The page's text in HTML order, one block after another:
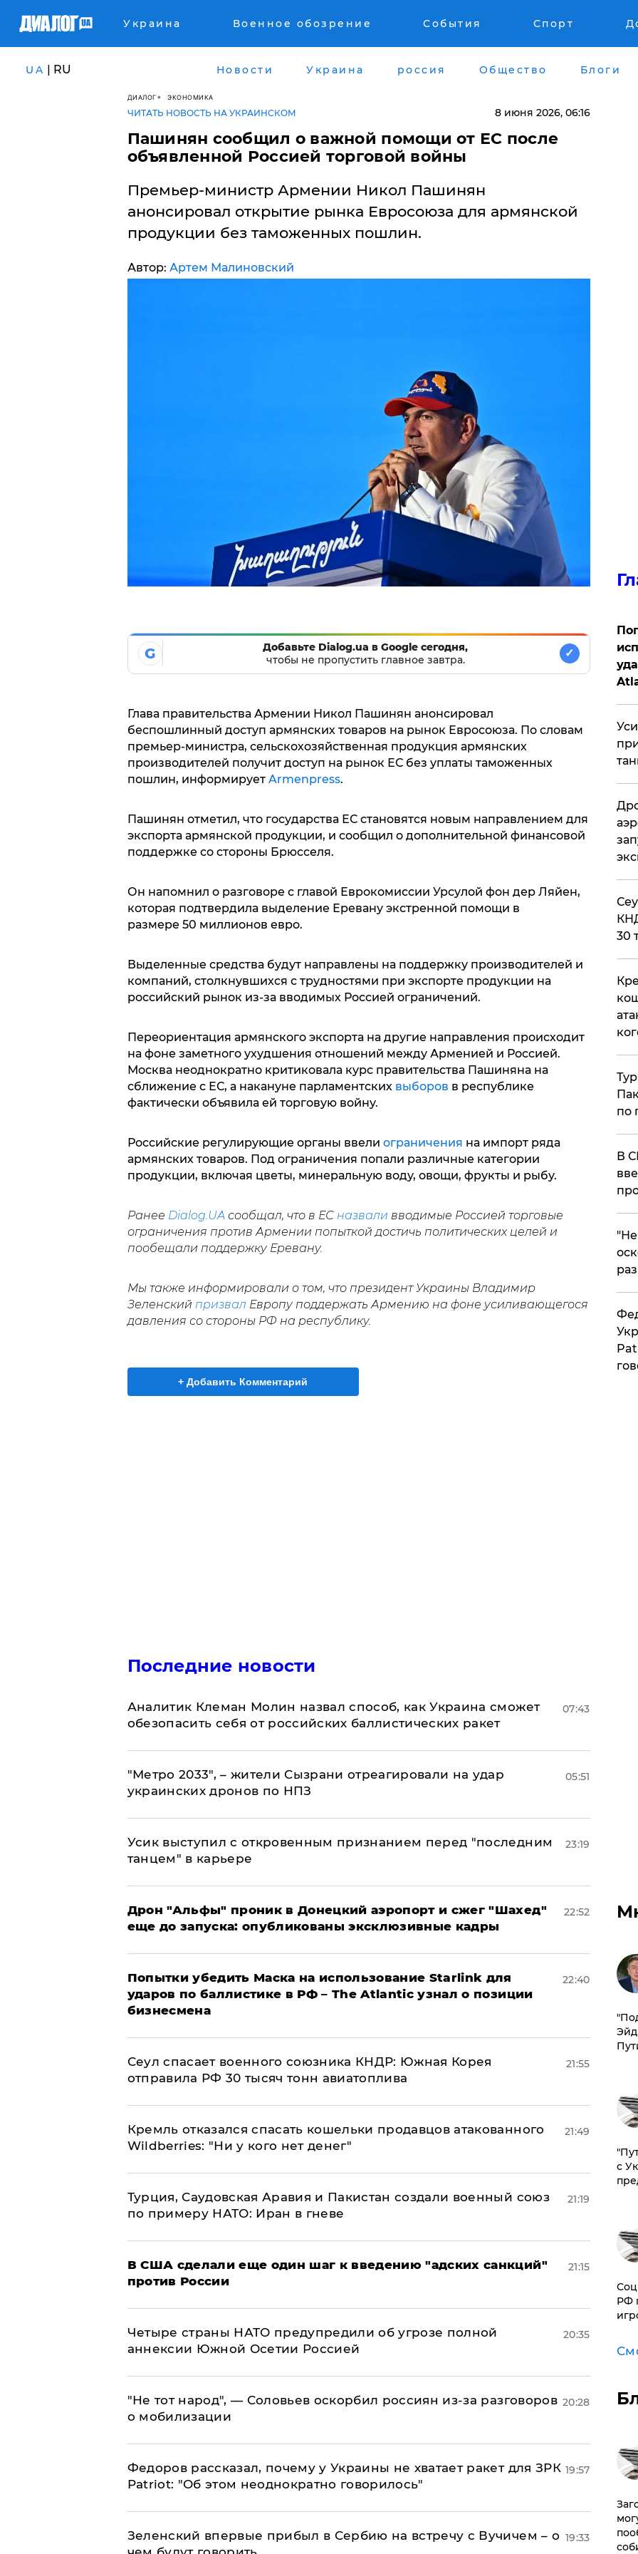
Украина Военное обозрение События Спорт
UA | RU Новости Украина россия Общество Блоги
ДИАЛОГ ЭКОНОМИКА
ЧИТАТЬ НОВОСТЬ НА УКРАИНСКОМ 8 июня 2026, 06:16
Пашинян сообщил о важной помощи от ЕС после
объявленной Россией торговой войны
Премьер-министр Армении Никол Пашинян
анонсировал открытие рынка Евросоюза для армянской
продукции без таможенных пошлин.
Автор: Артем Малиновский
G
Добавьте Dialog.ua в Google сегодня,
чтобы не пропустить главное завтра.
✓
Глава правительства Армении Никол Пашинян анонсировал
беспошлинный доступ армянских товаров на рынок Евросоюза. По словам
премьер-министра, сельскохозяйственная продукция армянских
производителей получит доступ на рынок ЕС без уплаты таможенных
пошлин, информирует Armenpress.
Пашинян отметил, что государства ЕС становятся новым направлением для
экспорта армянской продукции, и сообщил о дополнительной финансовой
поддержке со стороны Брюсселя.
Он напомнил о разговоре с главой Еврокомиссии Урсулой фон дер Ляйен,
которая подтвердила выделение Еревану экстренной помощи в
размере 50 миллионов евро.
Выделенные средства будут направлены на поддержку производителей и
компаний, столкнувшихся с трудностями при экспорте продукции на
российский рынок из-за вводимых Россией ограничений.
Переориентация армянского экспорта на другие направления происходит
на фоне заметного ухудшения отношений между Арменией и Россией.
Москва неоднократно критиковала курс правительства Пашиняна на
сближение с ЕС, а накануне парламентских выборов в республике
фактически объявила ей торговую войну.
Российские регулирующие органы ввели ограничения на импорт ряда
армянских товаров. Под ограничения попали различные категории
продукции, включая цветы, минеральную воду, овощи, фрукты и рыбу.
Ранее Dialog.UA сообщал, что в ЕС назвали вводимые Россией торговые
ограничения против Армении попыткой достичь политических целей и
пообещали поддержку Еревану.
Мы также информировали о том, что президент Украины Владимир
Зеленский призвал Европу поддержать Армению на фоне усиливающегося
давления со стороны РФ на республику.
+ Добавить Комментарий
Последние новости
Аналитик Клеман Молин назвал способ, как Украина сможет
обезопасить себя от российских баллистических ракет
07:43
"Метро 2033", – жители Сызрани отреагировали на удар
украинских дронов по НПЗ
05:51
Усик выступил с откровенным признанием перед "последним
танцем" в карьере
23:19
Дрон "Альфы" проник в Донецкий аэропорт и сжег "Шахед"
еще до запуска: опубликованы эксклюзивные кадры
22:52
Попытки убедить Маска на использование Starlink для
ударов по баллистике в РФ – The Atlantic узнал о позиции
бизнесмена
22:40
​Сеул спасает военного союзника КНДР: Южная Корея
отправила РФ 30 тысяч тонн авиатоплива
21:55
Кремль отказался спасать кошельки продавцов атакованного
Wildberries: "Ни у кого нет денег"
21:49
Турция, Саудовская Аравия и Пакистан создали военный союз
по примеру НАТО: Иран в гневе
21:19
В США сделали еще один шаг к введению "адских санкций"
против России
21:15
Четыре страны НАТО предупредили об угрозе полной
аннексии Южной Осетии Россией
20:35
​"Не тот народ", — Соловьев оскорбил россиян из-за разговоров
о мобилизации
20:28
Федоров рассказал, почему у Украины не хватает ракет для ЗРК
Patriot: "Об этом неоднократно говорилось"
19:57
Зеленский впервые прибыл в Сербию на встречу с Вучичем – о 19:33
30
по
В
с
РФ